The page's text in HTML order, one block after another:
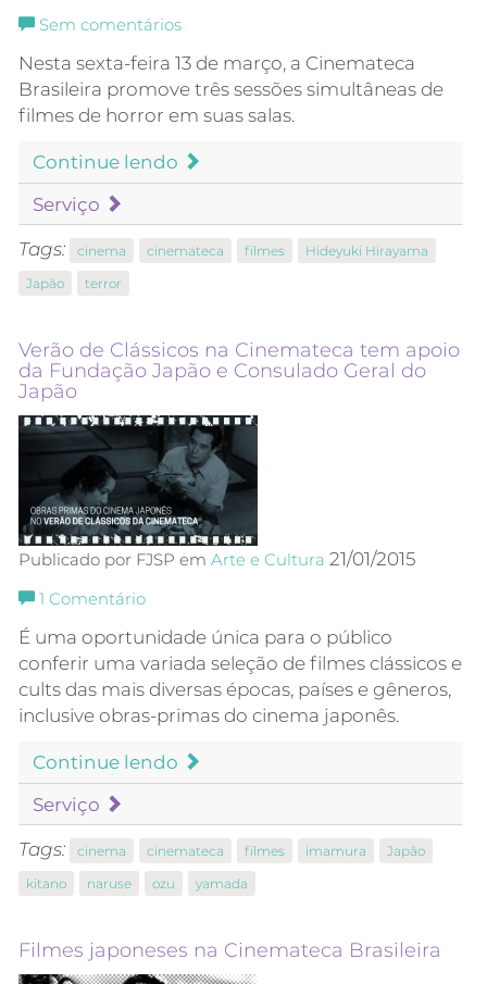
Sem comentários
Nesta sexta-feira 13 de março, a Cinemateca
Brasileira promove três sessões simultâneas de
filmes de horror em suas salas.
Continue lendo
Serviço
Tags: cinema cinemateca filmes
Hideyuki Hirayama
Japão
terror
Verão de Clássicos na Cinemateca tem apoio
da Fundação Japão e Consulado Geral do
Japão
Publicado por FJSP em Arte e Cultura 21/01/2015
1 Comentário
É uma oportunidade única para o público
conferir uma variada seleção de filmes clássicos e
cults das mais diversas épocas, países e gêneros,
inclusive obras-primas do cinema japonês.
Continue lendo
Serviço
Tags: cinema cinemateca filmes imamura
Japão
kitano
naruse ozu yamada
Filmes japoneses na Cinemateca Brasileira